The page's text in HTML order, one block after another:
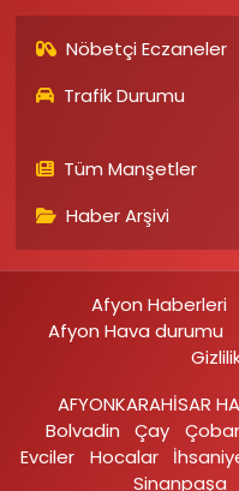
Nöbetçi Eczaneler
Trafik Durumu
Tüm Manşetler
Haber Arşivi
Afyon Haberleri
Afyon Hava durumu
AFYONKARAHİSAR
Bolvadin
Çay
Evciler‎
Hocalar
Sinanpaşa